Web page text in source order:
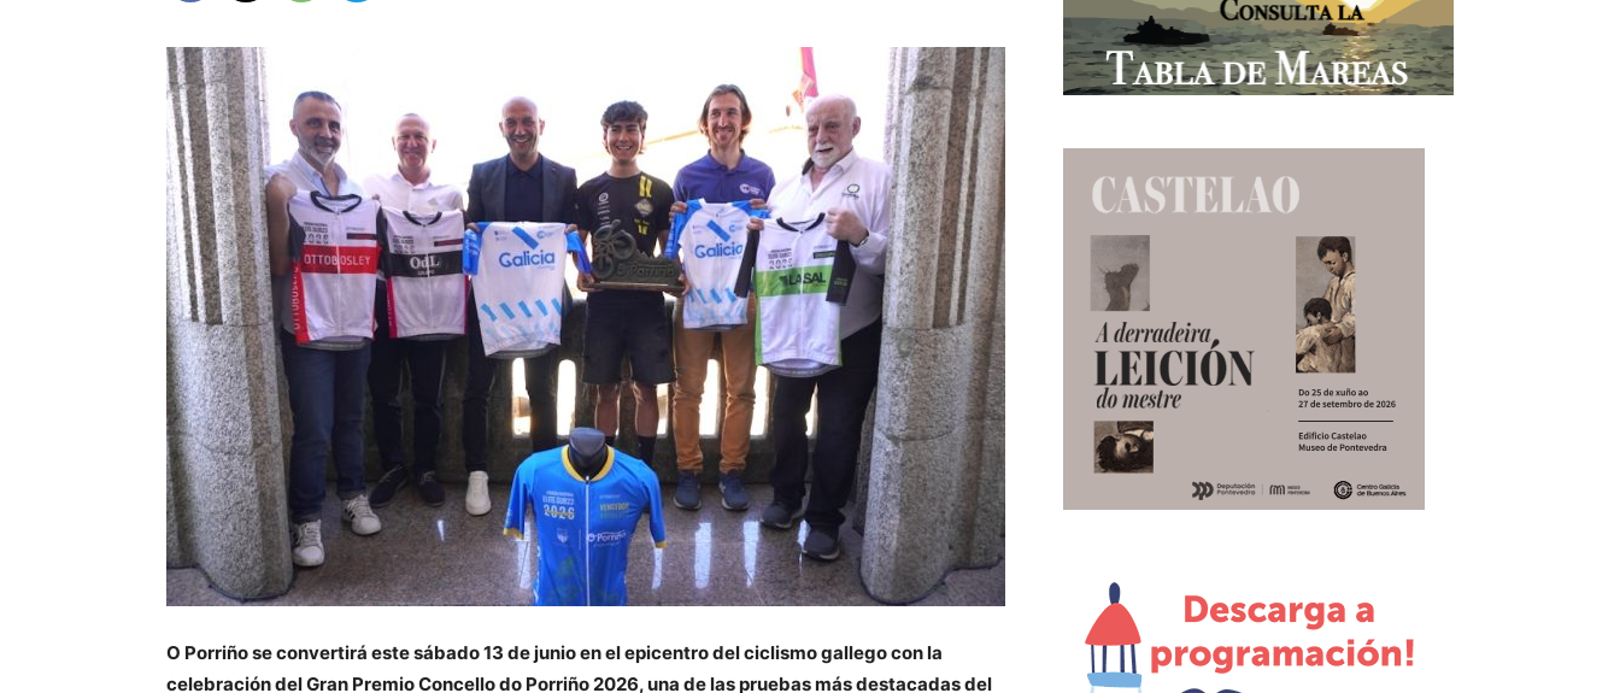
O Porriño se convertirá este sábado 13 de junio en el epicentro del ciclismo gallego con la
celebración del Gran Premio Concello do Porriño 2026, una de las pruebas más destacadas del